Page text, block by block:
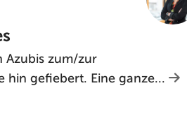
Azubis zum/zur
hin gefiebert. Eine ganze...